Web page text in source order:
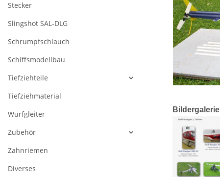
Bildergalerie
Stecker
Slingshot SAL-DLG
Schrumpfschlauch
Schiffsmodellbau
Tiefziehteile
Tiefziehmaterial
Wurfgleiter
Zubehör
Zahnriemen
Diverses